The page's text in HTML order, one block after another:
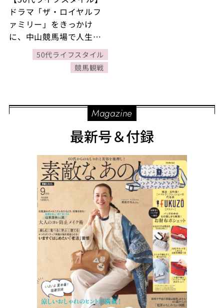
ドラマ「ザ・ロイヤルフ
ァミリー」をきっかけ
に、中山競馬場で人生初
の競馬観戦！【午年お出
かけスポット】
50代ライフスタイル
競馬観戦
Magazine
最新号＆付録